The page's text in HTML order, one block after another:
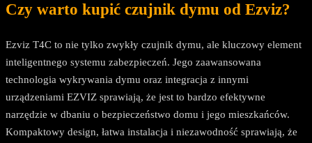
Czy warto kupić czujnik dymu od Ezviz?
Ezviz T4C to nie tylko zwykły czujnik dymu, ale kluczowy element
inteligentnego systemu zabezpieczeń. Jego zaawansowana
technologia wykrywania dymu oraz integracja z innymi
urządzeniami EZVIZ sprawiają, że jest to bardzo efektywne
narzędzie w dbaniu o bezpieczeństwo domu i jego mieszkańców.
Kompaktowy design, łatwa instalacja i niezawodność sprawiają, że